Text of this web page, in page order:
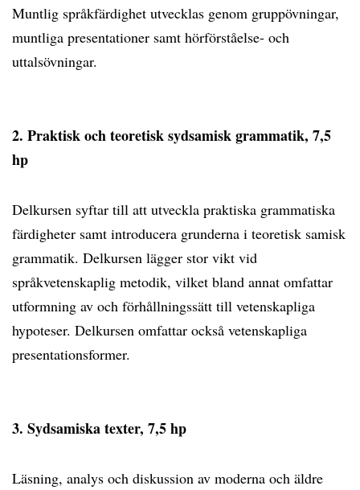
Muntlig språkfärdighet utvecklas genom gruppövningar,
muntliga presentationer samt hörförståelse- och
uttalsövningar.
2. Praktisk och teoretisk sydsamisk grammatik, 7,5
hp
Delkursen syftar till att utveckla praktiska grammatiska
färdigheter samt introducera grunderna i teoretisk samisk
grammatik. Delkursen lägger stor vikt vid
språkvetenskaplig metodik, vilket bland annat omfattar
utformning av och förhållningssätt till vetenskapliga
hypoteser. Delkursen omfattar också vetenskapliga
presentationsformer.
3. Sydsamiska texter, 7,5 hp
Läsning, analys och diskussion av moderna och äldre